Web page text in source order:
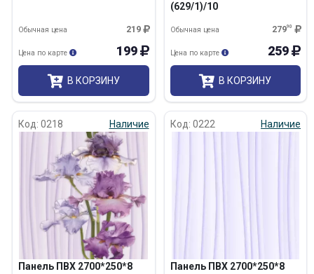
219
Обычная цена
199
Цена по карте
В КОРЗИНУ
(629/1)/10
27990
Обычная цена
259
Цена по карте
В КОРЗИНУ
Код: 0218 Наличие
Панель ПВХ 2700*250*8
Код: 0222 Наличие
Панель ПВХ 2700*250*8